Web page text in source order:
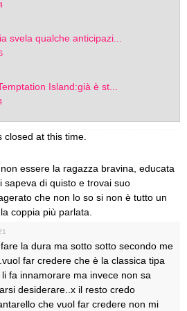
svela qualche anticipazi...
Island:già è st...
closed at this time.
essere la ragazza bravina, educata
sapeva di quisto e trovai suo
che non lo so si non è tutto un
coppia più parlata.
la dura ma sotto sotto secondo me
far credere che è la classica tipa
fa innamorare ma invece non sa
desiderare..x il resto credo
che vuol far credere non mi